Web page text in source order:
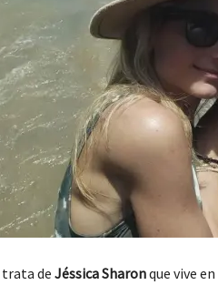
trata deJéssica Sharonque vive